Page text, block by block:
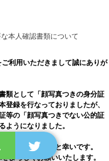
本人確認書類について
利用いただきまして誠にありが
類として「顔写真つきの身分証
登録を行なっておりましたが、
等の「顔写真つきでない公的証
ようになりました。
用いただけますと幸いです。
よろしくお願いいたします。